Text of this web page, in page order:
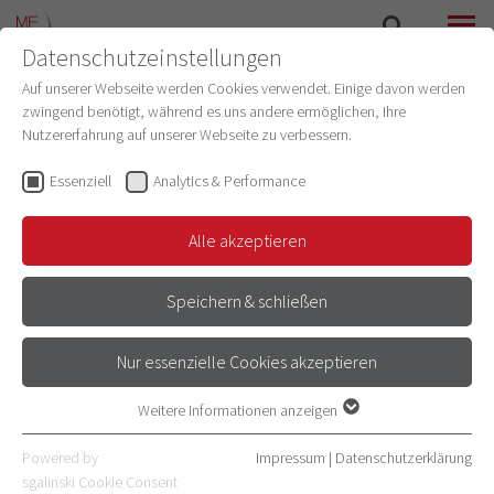
INFRASTRUKTURPROGRAMM
Datenschutzeinstellungen
Auf unserer Webseite werden Cookies verwendet. Einige davon werden
zwingend benötigt, während es uns andere ermöglichen, Ihre
Nutzererfahrung auf unserer Webseite zu verbessern.
Essenziell Analytics & Performance
Alle akzeptieren
Speichern & schließen
Nur essenzielle Cookies akzeptieren
Essenzielle Cookies werden für grundlegende Funktionen der
Webseite benötigt. Dadurch ist gewährleistet, dass die Webseite
Weitere Informationen anzeigen
Powered by
sgalinski Cookie Consent
Impressum | Datenschutzerklärung